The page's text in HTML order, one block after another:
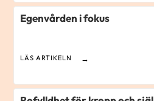
Egenvården i fokus
LÄS ARTIKELN